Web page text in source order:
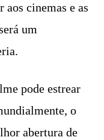
aos cinemas e as
um
pode estrear
o
abertura de